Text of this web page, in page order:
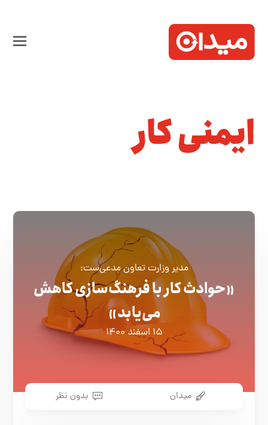
ایمنی کار
مدیر وزارت تعاون مدعی‌ست:
«حوادث کار با فرهنگ‌سازی کاهش
می‌یابد»
۱۵ اسفند ۱۴۰۰
میدان بدون نظر